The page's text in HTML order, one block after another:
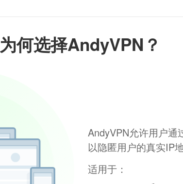
为何选择AndyVPN？
AndyVPN允许用户通
以隐匿用户的真实IP
适用于：